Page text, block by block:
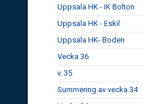
Uppsala HK - IK Bolton
Uppsala HK - Eskil
Uppsala HK- Boden
Vecka 36
v. 35
Summering av vecka 34